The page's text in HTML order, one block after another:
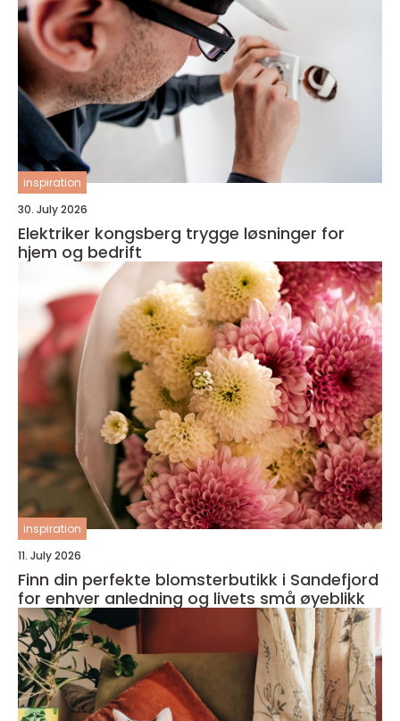
inspiration
30. July 2026
Elektriker kongsberg trygge løsninger for
hjem og bedrift
inspiration
11. July 2026
Finn din perfekte blomsterbutikk i Sandefjord
for enhver anledning og livets små øyeblikk